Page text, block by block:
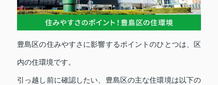
豊島区の住みやすさに影響するポイントのひとつは、区
内の住環境です。
引っ越し前に確認したい、豊島区の主な住環境は以下の